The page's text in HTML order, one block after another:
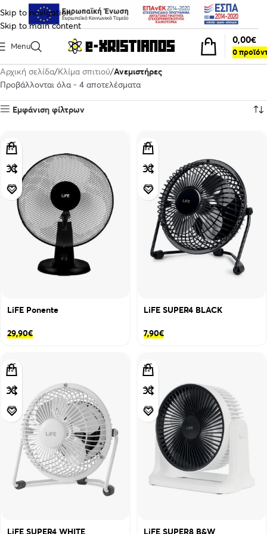
Skip to navigation
Skip to main content
Menu
0
0,00€
Αρχική σελίδα Κλίμα σπιτιού Ανεμιστήρες
Προβάλλονται όλα - 4 αποτελέσματα
Εμφάνιση φίλτρων
LiFE Ponente
29,90€
LiFE SUPER4 BLACK
7,90€
LiFE SUPER4 WHITE LiFE SUPER8 B&W